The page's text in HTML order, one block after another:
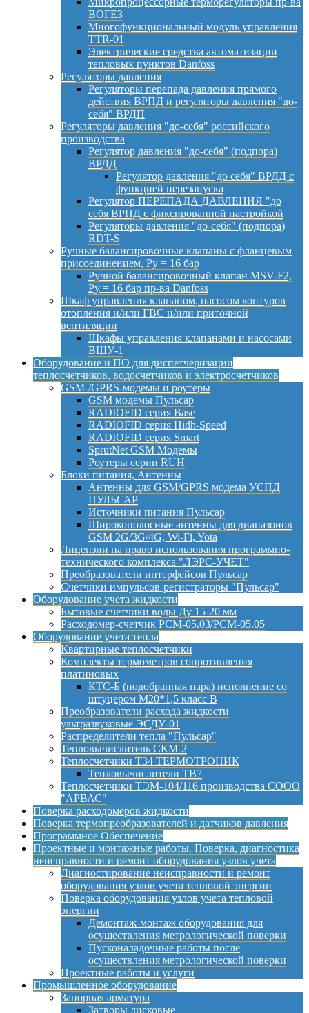
ВОГЕЗ
Многофункциональный модуль управления
TTR-01
Электрические средства автоматизации
тепловых пунктов Danfoss
Регуляторы давления
Регуляторы перепада давления прямого
действия ВРПД и регуляторы давления "до-
себя" ВРДП
Регуляторы давления "до-себя" российского
производства
Регулятор давления "до-себя" (подпора)
ВРДД
Регулятор давления "до себя" ВРДД с
функцией перезапуска
Регулятор ПЕРЕПАДА ДАВЛЕНИЯ "до
себя ВРПД с фиксированной настройкой
Регуляторы давления "до-себя" (подпора)
RDT-S
Ручные балансировочные клапаны с фланцевым
присоединением, Py = 16 бар
Ручной балансировочный клапан MSV-F2,
Py = 16 бар пр-ва Danfoss
Шкаф управления клапаном, насосом контуров
отопления и/или ГВС и/или приточной
вентиляции
Шкафы управления клапанами и насосами
ВШУ-1
Оборудование и ПО для диспетчеризации
теплосчетчиков, водосчетчиков и электросчетчиков
GSM-/GPRS-модемы и роутеры
GSM модемы Пульсар
RADIOFID серия Base
RADIOFID серия Hidh-Speed
RADIOFID серия Smart
SprutNet GSM Модемы
Роутеры серии RUH
Блоки питания, Антенны
Антенны для GSM/GPRS модема УСПД
ПУЛЬСАР
Источники питания Пульсар
Широкополосные антенны для диапазонов
GSM 2G/3G/4G, Wi-Fi, Yota
Лицензии на право использования программно-
технического комплекса "ЛЭРС-УЧЕТ"
Преобразователи интерфейсов Пульсар
Счетчики импульсов-регистраторы "Пульсар"
Оборудование учета жидкости
Бытовые счетчики воды Ду 15-20 мм
Расходомер-счетчик РСМ-05.03/РСМ-05.05
Оборудование учета тепла
Квартирные теплосчетчики
Комплекты термометров сопротивления
платиновых
КТС-Б (подобранная пара) исполнение со
штуцером М20*1,5 класс B
Преобразователи расхода жидкости
ультразвуковые ЭСДУ-01
Распределители тепла "Пульсар"
Тепловычислитель СКМ-2
Теплосчетчики Т34 ТЕРМОТРОНИК
Тепловычислители ТВ7
Теплосчетчики ТЭМ-104/116 производства СООО
"АРВАС"
Поверка расходомеров жидкости
Поверка термопреобразователей и датчиков давления
Программное Обеспечение
Проектные и монтажные работы. Поверка, диагностика
неисправности и ремонт оборудования узлов учета
Диагностирование неисправности и ремонт
оборудования узлов учета тепловой энергии
Поверка оборудования узлов учета тепловой
энергии
Демонтаж-монтаж оборудования для
осуществления метрологической поверки
Пусконаладочные работы после
осуществления метрологической поверки
Проектные работы и услуги
Промышленное оборудование
Запорная арматура
Затворы дисковые